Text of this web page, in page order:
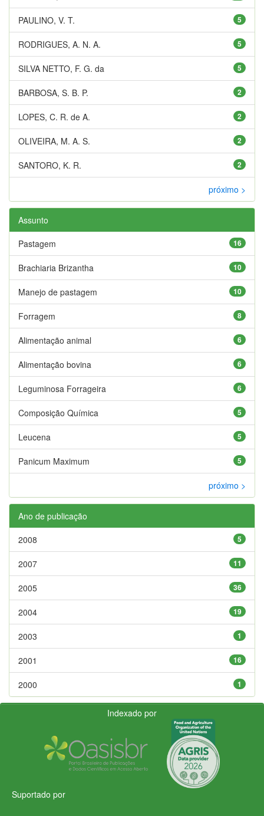
5
PAULINO, V. T.
5
RODRIGUES, A. N. A.
5
SILVA NETTO, F. G. da
2
BARBOSA, S. B. P.
2
LOPES, C. R. de A.
2
OLIVEIRA, M. A. S.
2
SANTORO, K. R.
próximo >
Assunto
16
Pastagem
10
Brachiaria Brizantha
10
Manejo de pastagem
8
Forragem
6
Alimentação animal
6
Alimentação bovina
6
Leguminosa Forrageira
5
Composição Química
5
Leucena
5
Panicum Maximum
próximo >
Ano de publicação
5
2008
11
2007
36
2005
19
2004
1
2003
16
2001
1
2000
Indexado por
Suportado por